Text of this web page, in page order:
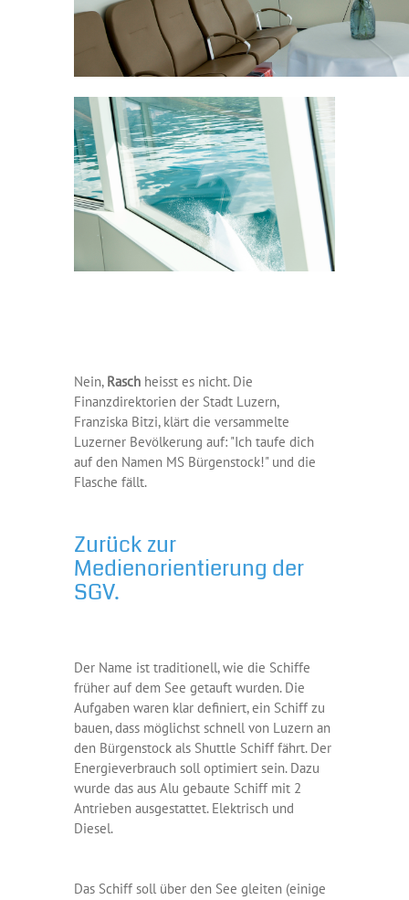
Nein, Rasch heisst es nicht. Die
Finanzdirektorien der Stadt Luzern,
Franziska Bitzi, klärt die versammelte
Luzerner Bevölkerung auf: "Ich taufe dich
auf den Namen MS Bürgenstock!" und die
Flasche fällt.
Zurück zur
Medienorientierung der
SGV.
Der Name ist traditionell, wie die Schiffe
früher auf dem See getauft wurden. Die
Aufgaben waren klar definiert, ein Schiff zu
bauen, dass möglichst schnell von Luzern an
den Bürgenstock als Shuttle Schiff fährt. Der
Energieverbrauch soll optimiert sein. Dazu
wurde das aus Alu gebaute Schiff mit 2
Antrieben ausgestattet. Elektrisch und
Diesel.
Das Schiff soll über den See gleiten (einige